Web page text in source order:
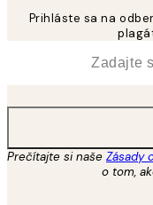
Prihláste sa na
Prečítajte si naše Zásady
o tom,